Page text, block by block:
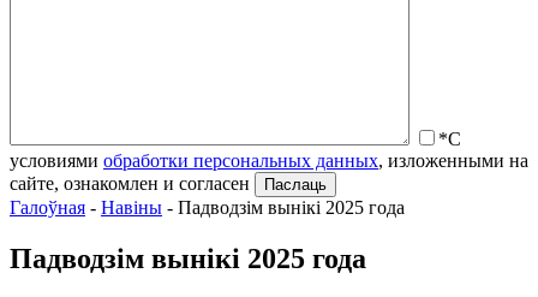
*С
условиями обработки персональных данных, изложенными на
сайте, ознакомлен и согласен
Галоўная - Навіны - Падводзім вынікі 2025 года
Падводзім вынікі 2025 года